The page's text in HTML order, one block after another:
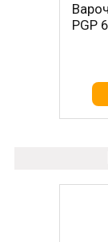
PGP